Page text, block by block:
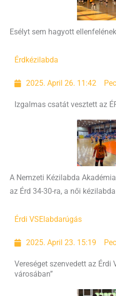
Esélyt sem hagyott
Érd kézilabda
2025. April 26. 11:42
Izgalmas csatát vesztett az
A Nemzeti Kézilabda
az Érd 34-30-ra, a női
Érdi VSE labdarúgás
2025. April 23. 15:19
Vereséget szenvedett az Érdi
városában”